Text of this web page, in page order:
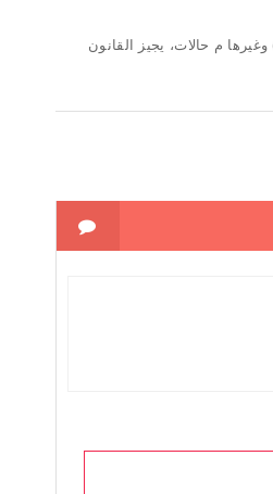
م حالات، يجيز القانون